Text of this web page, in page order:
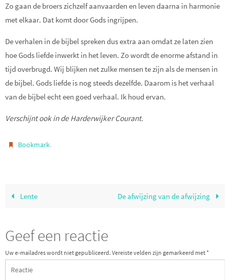
Zo gaan de broers zichzelf aanvaarden en leven daarna in harmonie
met elkaar. Dat komt door Gods ingrijpen.
De verhalen in de bijbel spreken dus extra aan omdat ze laten zien
hoe Gods liefde inwerkt in het leven. Zo wordt de enorme afstand in
tijd overbrugd. Wij blijken net zulke mensen te zijn als de mensen in
de bijbel. Gods liefde is nog steeds dezelfde. Daarom is het verhaal
van de bijbel echt een goed verhaal. Ik houd ervan.
Verschijnt ook in de Harderwijker Courant.
Bookmark.
Lente De afwijzing van de afwijzing
Geef een reactie
Uw e-mailadres wordt niet gepubliceerd. Vereiste velden zijn gemarkeerd met *